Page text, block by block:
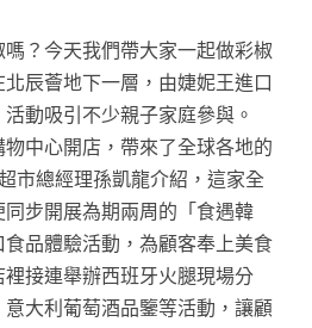
嗎？今天我們帶大家一起做彩椒
辰薈地下一層，由婕妮王進口
動吸引不少親子家庭參與。
物中心開店，帶來了全球各地的
市總經理孫凱龍介紹，這家全
步開展為期兩周的「食遇韓
品體驗活動，為顧客奉上美食
接連舉辦西班牙火腿現場分
大利葡萄酒品鑒等活動，讓顧